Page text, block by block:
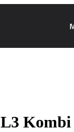
Kombi